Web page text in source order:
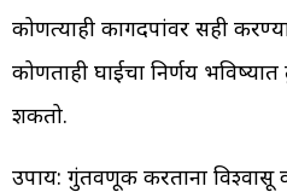
कोणत्याही कागदपत्रांवर सही
कोणताही घाईचा निर्णय
शकतो.
उपाय: गुंतवणूक करताना विश्वासू